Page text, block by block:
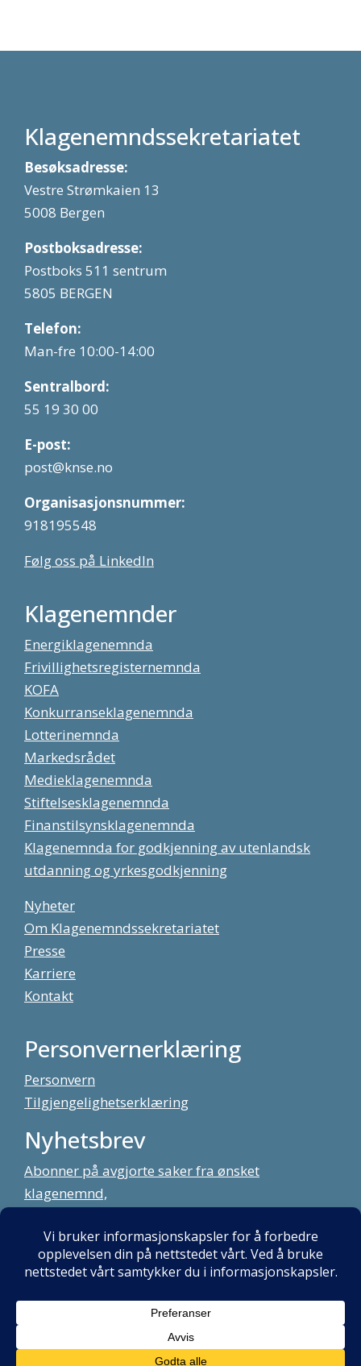
Klagenemndssekretariatet
Besøksadresse:
Vestre Strømkaien 13
5008 Bergen
Postboksadresse:
Postboks 511 sentrum
5805 BERGEN
Telefon:
Man-fre 10:00-14:00
Sentralbord:
55 19 30 00
E-post:
post@knse.no
Organisasjonsnummer:
918195548
Følg oss på LinkedIn
Klagenemnder
Energiklagenemnda
Frivillighetsregisternemnda
KOFA
Konkurranseklagenemnda
Lotterinemnda
Markedsrådet
Medieklagenemnda
Stiftelsesklagenemnda
Finanstilsynsklagenemnda
Klagenemnda for godkjenning av utenlandsk
utdanning og yrkesgodkjenning
Nyheter
Om Klagenemndssekretariatet
Presse
Karriere
Kontakt
Personvernerklæring
Personvern
Tilgjengelighetserklæring
Nyhetsbrev
Abonner på avgjorte saker fra ønsket
klagenemnd,